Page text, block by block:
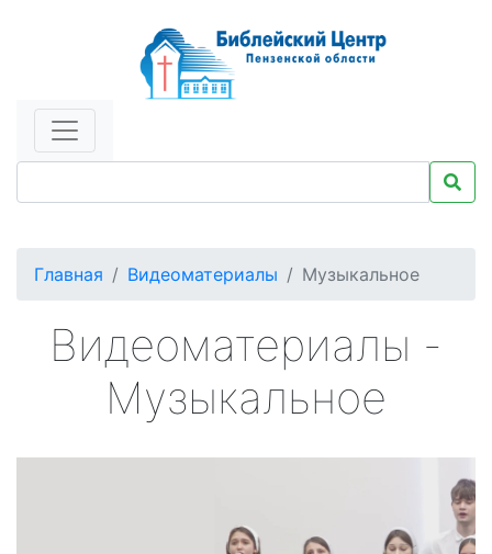
Главная Видеоматериалы Музыкальное
Видеоматериалы -
Музыкальное